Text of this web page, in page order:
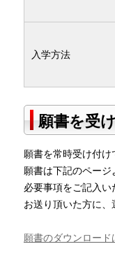
入学方法
願書を受
願書を常時受け付け
願書は下記のページ
必要事項をご記入い
お送り頂いた方に、
願書のダウンロード